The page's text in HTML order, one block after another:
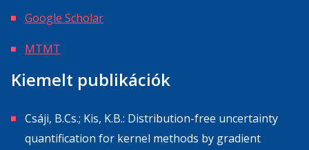
Google Scholar
MTMT
Kiemelt publikációk
Csáji, B.Cs.; Kis, K.B.: Distribution-free uncertainty
quantification for kernel methods by gradient